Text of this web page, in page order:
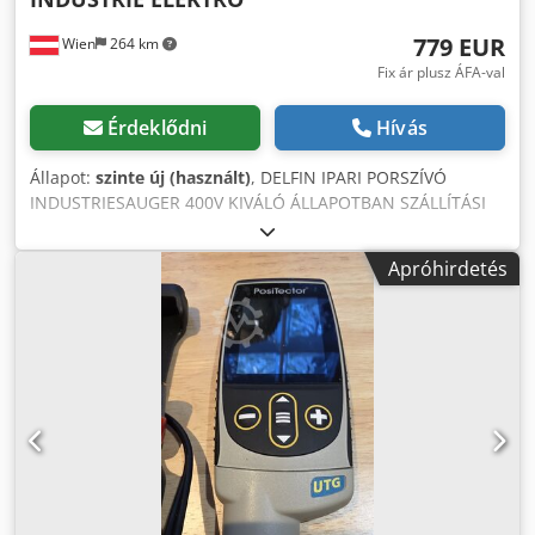
együtt Kapcsolódó kifejezések: hótoló, akkumulátoros
hótoló, Milwaukee M18, hóeltakarító, hómaró, téli
profi hótoló
Wien 264 km 779 EUR
Fix ár plusz ÁFA-val
Érdeklődni Hívás
Állapot: szinte új (használt), DELFIN IPARI PORSZÍVÓ
INDUSTRIESAUGER 400V KIVÁLÓ ÁLLAPOTBAN SZÁLLÍTÁSI
TARTALOM = KÉPEKEN LÁTHATÓ (kb. 1/4 – 1/5 az új árhoz
képest – KIVÁLÓ AJÁNLAT) 4 darab elérhető Delfin
ESD.DX.0036 ipari porszívó – kiváló állapotban, ideális ipari
felhasználásra Gyártó: Delfin Típus: ESD.DX.0036 Állapot:
nagyon jó, csak csekély használati nyomokkal Működés:
100%-ban működőképes Jellemzők: ✅ ESD-védelem:
Kifejezetten elektrosztatikusan veszélyeztetett területeken
való használatra fejlesztve – ideális elektronikai alkatrészek
és érzékeny berendezések tisztításához. ✅ Magas szívóerő:
Hatékony takarítás nagy teljesítményű motorral és kiváló
szívóteljesítménnyel. ✅ Robusztus és tartós: A Delfin
ESD.DX.0036 folyamatos ipari és műhelyhasználatra
készült. ✅ Sokoldalúan használható: Kiválóan alkalmas
Apróhirdetés